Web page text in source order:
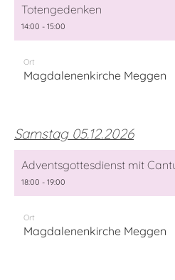
Totengedenken
14:00 - 15:00
Ort
Magdalenenkirche Meggen
Samstag 05.12.2026
Adventsgottesdienst mit
18:00 - 19:00
Ort
Magdalenenkirche Meggen